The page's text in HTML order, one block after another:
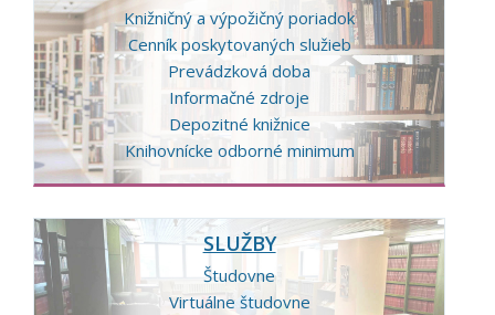
Knižničný a výpožičný poriadok
Cenník poskytovaných služieb
Prevádzková doba
Informačné zdroje
Depozitné knižnice
Knihovnícke odborné minimum
SLUŽBY
Študovne
Virtuálne študovne